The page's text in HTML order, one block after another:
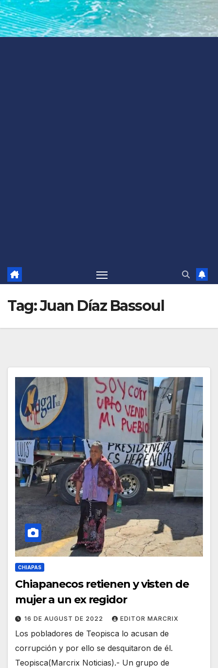
Tag:Juan Díaz Bassoul
CHIAPAS
Chiapanecos retienen y visten de
mujer a un ex regidor
16 DE AUGUST DE 2022 EDITOR MARCRIX
Los pobladores de Teopisca lo acusan de
corrupción y por ello se desquitaron de él.
Teopisca(Marcrix Noticias).- Un grupo de